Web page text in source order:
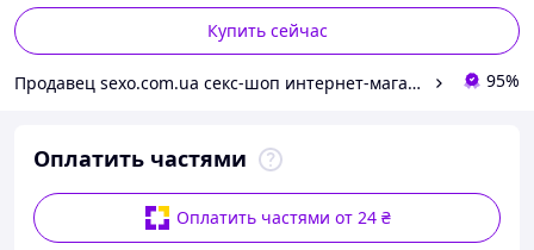
Купить сейчас
Продавец sexo.com.ua секс-шоп интернет-магазин 95%
Оплатить частями
Оплатить частями от 24 ₴